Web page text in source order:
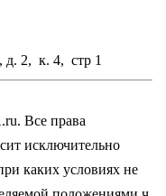
д. 2, к. 4, стр 1
Все права
исключительно
каких условиях не